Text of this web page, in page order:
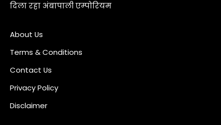
दिला रहा अंबापाली एम्पोरियम
About Us
Terms & Conditions
Contact Us
Privacy Policy
Disclaimer